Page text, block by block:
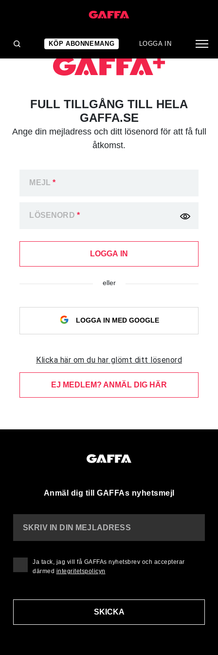
KÖP ABONNEMANG LOGGA IN
FULL TILLGÅNG TILL HELA
GAFFA.SE
Ange din mejladress och ditt lösenord för att få full
åtkomst.
MEJL*
LÖSENORD *
LOGGA IN
eller
LOGGA IN MED GOOGLE
Klicka här om du har glömt ditt lösenord
EJ MEDLEM? ANMÄL DIG HÄR
Anmäl dig till GAFFAs nyhetsmejl
SKRIV IN DIN MEJLADRESS
SKICKA
Ja tack, jag vill få GAFFAs nyhetsbrev och accepterar
därmed integritetspolicyn